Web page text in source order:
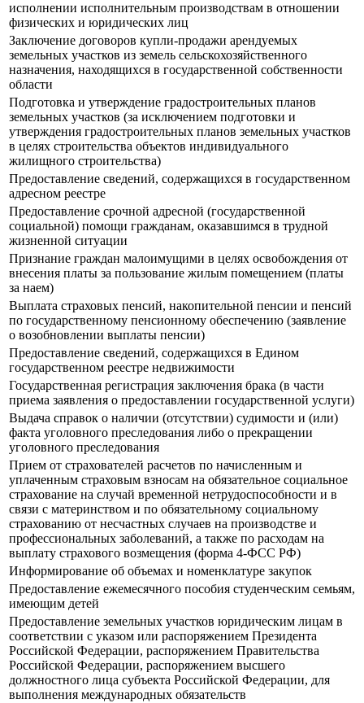
исполнении исполнительным производствам в отношении
физических и юридических лиц
Заключение договоров купли-продажи арендуемых
земельных участков из земель сельскохозяйственного
назначения, находящихся в государственной собственности
области
Подготовка и утверждение градостроительных планов
земельных участков (за исключением подготовки и
утверждения градостроительных планов земельных участков
в целях строительства объектов индивидуального
жилищного строительства)
Предоставление сведений, содержащихся в государственном
адресном реестре
Предоставление срочной адресной (государственной
социальной) помощи гражданам, оказавшимся в трудной
жизненной ситуации
Признание граждан малоимущими в целях освобождения от
внесения платы за пользование жилым помещением (платы
за наем)
Выплата страховых пенсий, накопительной пенсии и пенсий
по государственному пенсионному обеспечению (заявление
о возобновлении выплаты пенсии)
Предоставление сведений, содержащихся в Едином
государственном реестре недвижимости
Государственная регистрация заключения брака (в части
приема заявления о предоставлении государственной услуги)
Выдача справок о наличии (отсутствии) судимости и (или)
факта уголовного преследования либо о прекращении
уголовного преследования
Прием от страхователей расчетов по начисленным и
уплаченным страховым взносам на обязательное социальное
страхование на случай временной нетрудоспособности и в
связи с материнством и по обязательному социальному
страхованию от несчастных случаев на производстве и
профессиональных заболеваний, а также по расходам на
выплату страхового возмещения (форма 4-ФСС РФ)
Информирование об объемах и номенклатуре закупок
Предоставление ежемесячного пособия студенческим семьям,
имеющим детей
Предоставление земельных участков юридическим лицам в
соответствии с указом или распоряжением Президента
Российской Федерации, распоряжением Правительства
Российской Федерации, распоряжением высшего
должностного лица субъекта Российской Федерации, для
выполнения международных обязательств